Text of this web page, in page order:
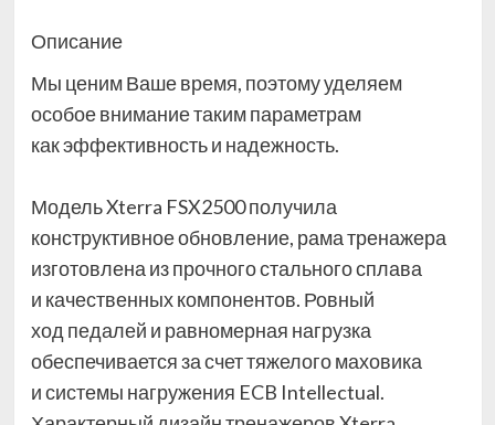
Описание
Мы ценим Ваше время, поэтому уделяем
особое внимание таким параметрам
как эффективность и надежность.
Модель Xterra FSX2500 получила
конструктивное обновление, рама тренажера
изготовлена из прочного стального сплава
и качественных компонентов. Ровный
ход педалей и равномерная нагрузка
обеспечивается за счет тяжелого маховика
и системы нагружения ECB Intellectual.